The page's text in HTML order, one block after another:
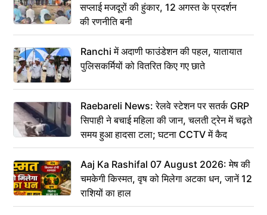
सप्लाई मजदूरों की हुंकार, 12 अगस्त के प्रदर्शन
की रणनीति बनी
Ranchi में अदाणी फाउंडेशन की पहल, यातायात
पुलिसकर्मियों को वितरित किए गए छाते
Raebareli News: रेलवे स्टेशन पर सतर्क GRP
सिपाही ने बचाई महिला की जान, चलती ट्रेन में चढ़ते
समय हुआ हादसा टला; घटना CCTV में कैद
Aaj Ka Rashifal 07 August 2026: मेष की
चमकेगी किस्मत, वृष को मिलेगा अटका धन, जानें 12
राशियों का हाल